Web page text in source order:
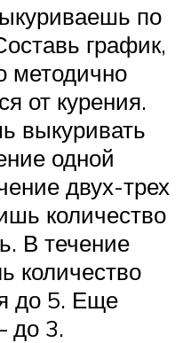
по
график,
методично
от курения.
выкуривать
одной
двух-трех
количество
В течение
количество
до 5. Еще
до 3.